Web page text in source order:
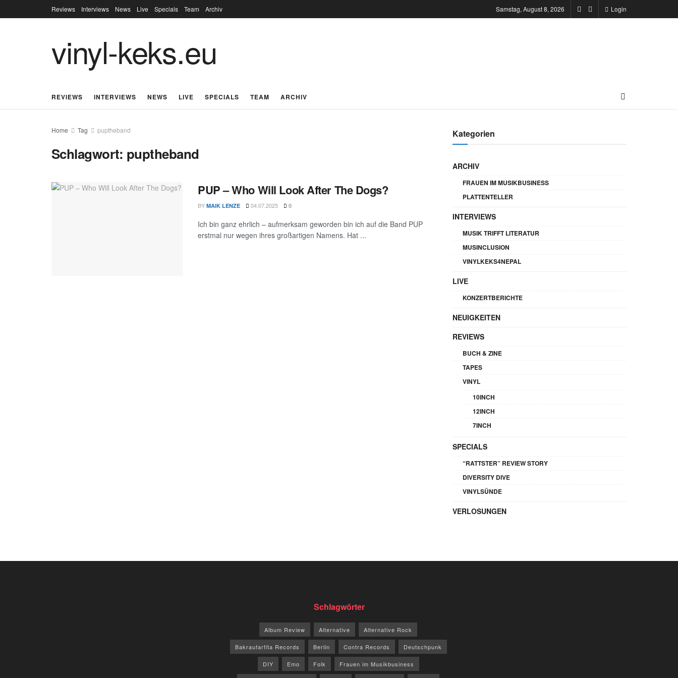
Reviews Interviews News Live Specials Team Archiv Samstag, August 8, 2026 Login
vinyl-keks.eu
REVIEWS INTERVIEWS NEWS LIVE SPECIALS TEAM ARCHIV
Home Tag puptheband
Schlagwort: puptheband
PUP – Who Will Look After The Dogs?
BY MAIK LENZE 04.07.2025 0
Ich bin ganz ehrlich – aufmerksam geworden bin ich auf die Band PUP
erstmal nur wegen ihres großartigen Namens. Hat ...
Kategorien
ARCHIV
FRAUEN IM MUSIKBUSINESS
PLATTENTELLER
INTERVIEWS
MUSIK TRIFFT LITERATUR
MUSINCLUSION
VINYLKEKS4NEPAL
LIVE
KONZERTBERICHTE
NEUIGKEITEN
REVIEWS
BUCH & ZINE
TAPES
VINYL
10INCH
12INCH
7INCH
SPECIALS
“RATTSTER” REVIEW STORY
DIVERSITY DIVE
VINYLSÜNDE
VERLOSUNGEN
Schlagwörter
Album Review Alternative Alternative Rock
Bakraufarfita Records Berlin Contra Records Deutschpunk
DIY Emo Folk Frauen im Musikbusiness